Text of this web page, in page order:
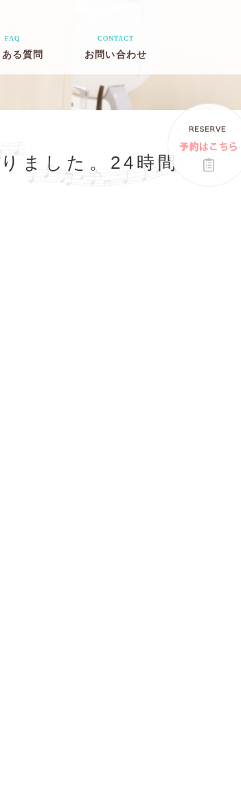
FAQ
る質問
CONTACT
お問い合わせ
ました。24時間